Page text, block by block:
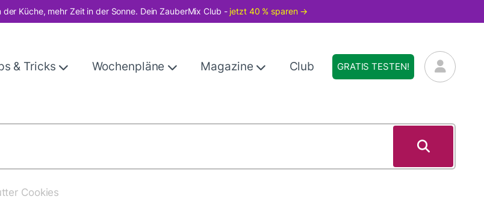
der Küche, mehr Zeit in der Sonne. Dein ZauberMix Club - jetzt 40 % sparen →
& Tricks Wochenpläne Magazine Club GRATIS TESTEN!
Cookies